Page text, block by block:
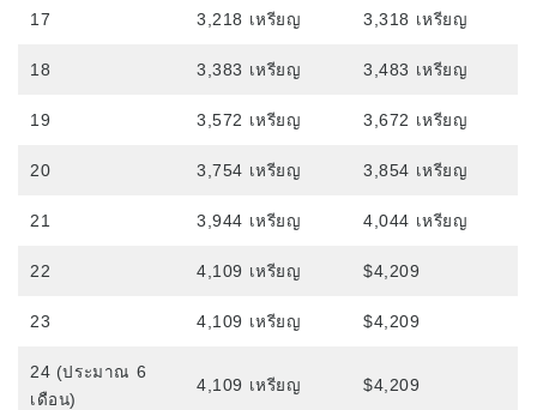
การเข้าร่วมและการบังคับไล่ออก
การลงทะเบียนชั้นเรียน
ภาพรวมของโรงเรียน
17 3,218 เหรียญ 3,318 เหรียญ
18 3,383 เหรียญ 3,483 เหรียญ
19 3,572 เหรียญ 3,672 เหรียญ
20 3,754 เหรียญ 3,854 เหรียญ
21 3,944 เหรียญ 4,044 เหรียญ
22 4,109 เหรียญ $4,209
23 4,109 เหรียญ $4,209
24 (ประมาณ 6
เดือน)
4,109 เหรียญ $4,209